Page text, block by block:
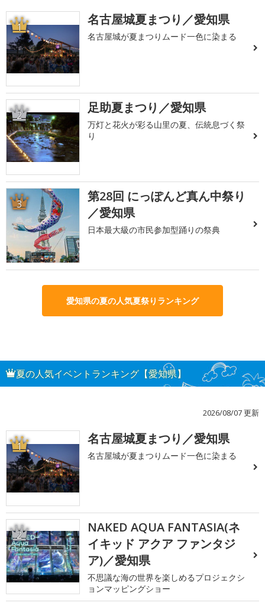
1 名古屋城夏まつり／愛知県
名古屋城が夏まつりムード一色に染まる
2 足助夏まつり／愛知県
万灯と花火が彩る山里の夏、伝統息づく祭
り
3
第28回 にっぽんど真ん中祭り
／愛知県
日本最大級の市民参加型踊りの祭典
愛知県の夏の人気夏祭りランキング
夏の人気イベントランキング【愛知県】
2026/08/07 更新
1 名古屋城夏まつり／愛知県
名古屋城が夏まつりムード一色に染まる
2
NAKED AQUA FANTASIA(ネ
イキッド アクア ファンタジ
ア)／愛知県
不思議な海の世界を楽しめるプロジェクシ
ョンマッピングショー